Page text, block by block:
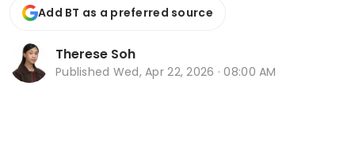
Add BT as a preferred source
Therese Soh
Published Wed, Apr 22, 2026 · 08:00 AM